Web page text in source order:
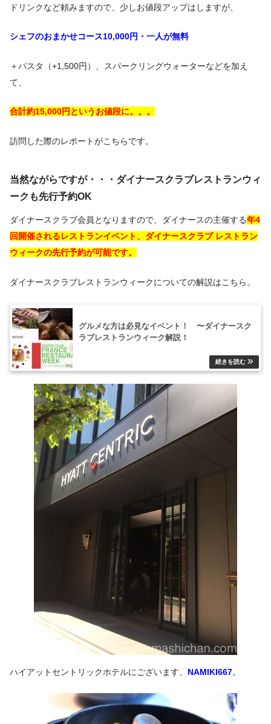
ドリンクなど頼みますので、少しお値段アップはしますが、
シェフのおまかせコース10,000円・一人が無料
＋パスタ（+1,500円）、スパークリングウォーターなどを加え
て、
合計約15,000円というお値段に。。。
訪問した際のレポートがこちらです。
当然ながらですが・・・ダイナースクラブレストランウィ
ークも先行予約OK
ダイナースクラブ会員となりますので、ダイナースの主催する年4
回開催されるレストランイベント、ダイナースクラブ レストラン
ウィークの先行予約が可能です。
ダイナースクラブレストランウィークについての解説はこちら。
グルメな方は必見なイベント！ 〜ダイナースク
ラブレストランウィーク解説！
ハイアットセントリックホテルにございます、 NAMIKI667。